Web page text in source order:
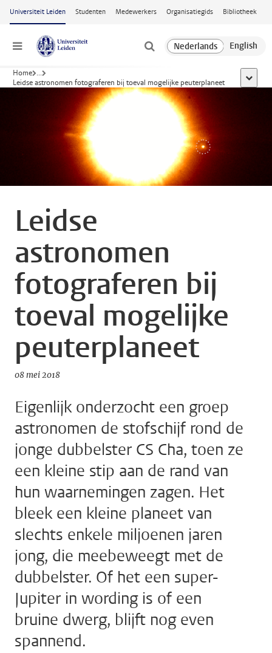
Ga naar hoofdinhoud
Universiteit Leiden Studenten Medewerkers Organisatiegids Bibliotheek
Menu
Home ...
Leidse astronomen fotograferen bij toeval mogelijke peuterplaneet
toon
Leidse
astronomen
fotograferen bij
toeval mogelijke
peuterplaneet
08 mei 2018
Eigenlijk onderzocht een groep
astronomen de stofschijf rond de
jonge dubbelster CS Cha, toen ze
een kleine stip aan de rand van
hun waarnemingen zagen. Het
bleek een kleine planeet van
slechts enkele miljoenen jaren
jong, die meebeweegt met de
dubbelster. Of het een super-
Jupiter in wording is of een
bruine dwerg, blijft nog even
spannend.